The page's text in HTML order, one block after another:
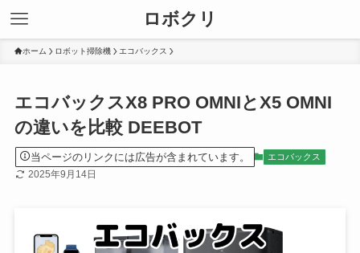
ロボクリ
ホーム ロボット掃除機 エコバックス
エコバックスX8 PRO OMNIとX5 OMNI
の違いを比較 DEEBOT
当ページのリンクには広告が含まれています。 エコバックス
2025年9月14日